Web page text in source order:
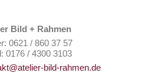
Bild + Rahmen
0621 / 860 37 57
0176 / 4300 3103
bild-rahmen.de